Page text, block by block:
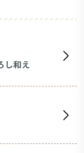
し和え